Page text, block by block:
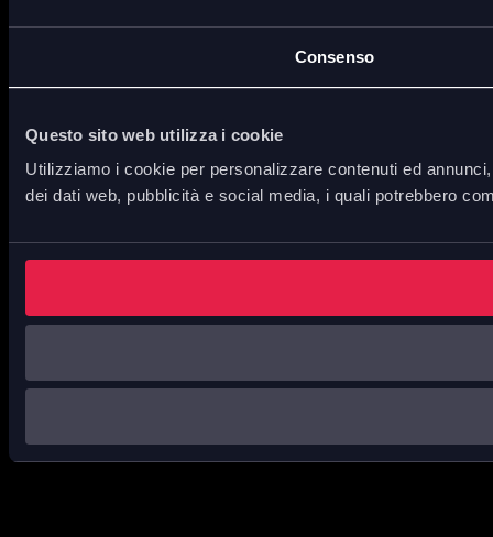
Consenso
Questo sito web utilizza i cookie
Utilizziamo i cookie per personalizzare contenuti ed
dei dati web, pubblicità e social media, i quali potrebbero